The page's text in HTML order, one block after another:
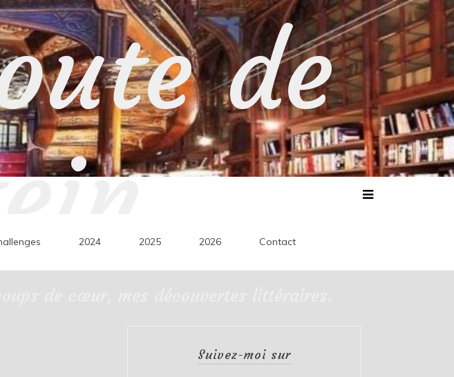
de
2024 2025 2026 Contact
Suivez-moi sur